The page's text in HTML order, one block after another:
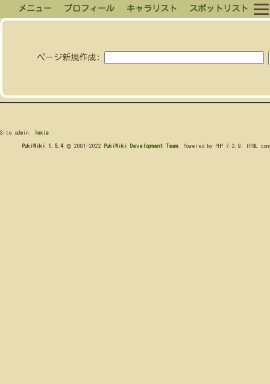
メニュー プロフィール キャラリスト スポットリスト
ページ新規作成:
Site admin: loxia
PukiWiki 1.5.4 © 2001-2022 PukiWiki Development Team. Powered by PHP 7.2.9. HTML